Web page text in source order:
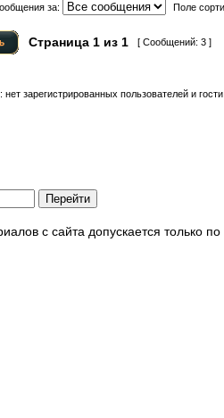
за: Поле
Страница 1 из 1 [ Сообщений: 3 ]
зарегистрированных пользователей и
с сайта допускается только